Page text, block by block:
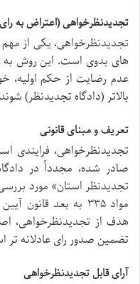
تجدیدنظرخواهی (اعتراض به
تجدیدنظرخواهی، یکی از
های بدوی است. این روش به
عدم رضایت از حکم اولیه،
بالاتر (دادگاه تجدیدنظر)
تعریف و مبنای قانونی
تجدیدنظرخواهی، فرایندی
صادر شده، مجدداً در
تجدیدنظر استان» مورد
مواد ۳۳۵ به بعد
هدف از تجدیدنظرخواهی،
تضمین صدور رای عادلانه تر
آرای قابل تجدیدنظرخواهی